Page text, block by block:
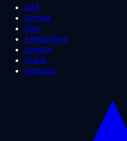
USA
Evropa
Asie
Amsterdam
Londýn
Dubaj
Singapur